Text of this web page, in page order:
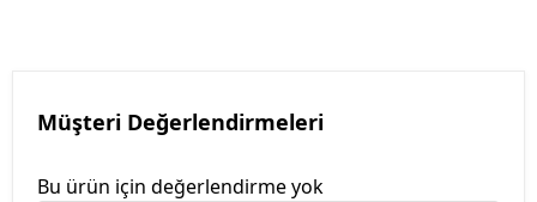
Müşteri Değerlendirmeleri
Bu ürün için değerlendirme yok